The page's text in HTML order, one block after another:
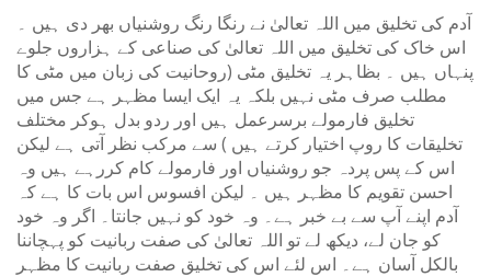
آدم کی تخلیق میں اللہ تعالیٰ نے رنگا رنگ روشنیاں بھر دی ہیں ۔
اس خاک کی تخلیق میں اللہ تعالیٰ کی صناعی کے ہزاروں جلوے
پنہاں ہیں ۔ بظاہر یہ تخلیق مٹی (روحانیت کی زبان میں مٹی کا
مطلب صرف مٹی نہیں بلکہ یہ ایک ایسا مظہر ہے جس میں
تخلیق فارمولے برسرعمل ہیں اور ردو بدل ہوکر مختلف
تخلیقات کا روپ اختیار کرتے ہیں ) سے مرکب نظر آتی ہے لیکن
اس کے پس پردہ جو روشنیاں اور فارمولے کام کررہے ہیں وہ
احسن تقویم کا مظہر ہیں ۔ لیکن افسوس اس بات کا ہے کہ
آدم اپنے آپ سے بے خبر ہے۔ وہ خود کو نہیں جانتا۔ اگر وہ خود
کو جان لے، دیکھ لے تو اللہ تعالیٰ کی صفت ربانیت کو پہچاننا
بالکل آسان ہے۔ اس لئے اس کی تخلیق صفت ربانیت کا مظہر